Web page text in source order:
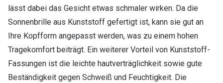
lässt dabei das Gesicht etwas schmaler wirken. Da die
Sonnenbrille aus Kunststoff gefertigt ist, kann sie gut an
Ihre Kopfform angepasst werden, was zu einem hohen
Tragekomfort beiträgt. Ein weiterer Vorteil von Kunststoff-
Fassungen ist die leichte hautverträglichkeit sowie gute
Beständigkeit gegen Schweiß und Feuchtigkeit. Die